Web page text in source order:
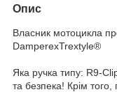
Опис
Власник мотоцикла
DamperexTrextyle®
Яка ручка типу: R9-
та безпека! Крім того,